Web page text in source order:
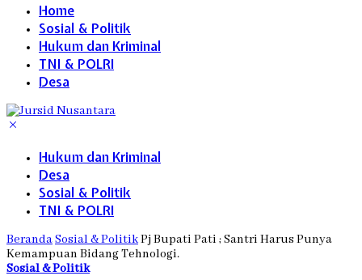
Home
Sosial & Politik
Hukum dan Kriminal
TNI & POLRI
Desa
Hukum dan Kriminal
Desa
Sosial & Politik
TNI & POLRI
BerandaSosial & PolitikPj Bupati Pati ; Santri Harus Punya
Kemampuan Bidang Tehnologi.
Sosial & Politik